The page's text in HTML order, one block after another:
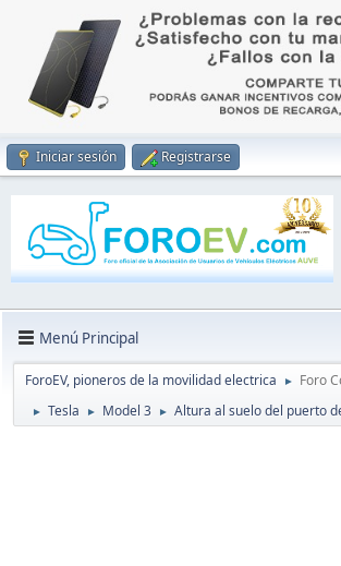
Iniciar sesión Registrarse
Menú Principal
ForoEV, pioneros de la movilidad electrica ► Foro
► Tesla ► Model 3 ► Altura al suelo del puerto